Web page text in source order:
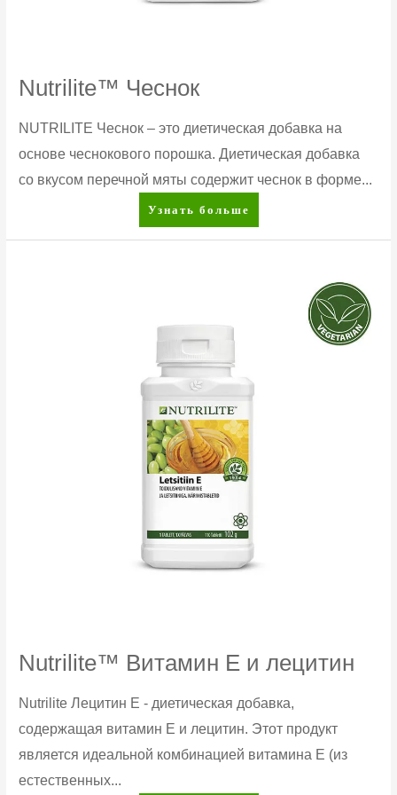
Nutrilite™ Чеснок
NUTRILITE Чеснок – это диетическая добавка на
основе чеснокового порошка. Диетическая добавка
со вкусом перечной мяты содержит чеснок в форме...
Nutrilite™
Чеснок
Узнать больше
Nutrilite™ Витамин Е и лецитин
Nutrilite Лецитин Е - диетическая добавка,
содержащая витамин Е и лецитин. Этот продукт
является идеальной комбинацией витамина Е (из
естественных...